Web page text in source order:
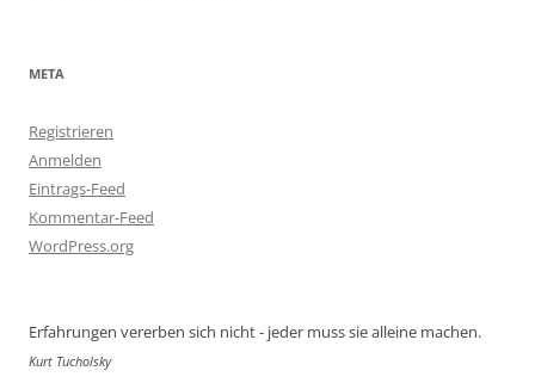
META
Registrieren
Anmelden
Eintrags-Feed
Kommentar-Feed
WordPress.org
Erfahrungen vererben sich nicht - jeder muss sie alleine machen.
Kurt Tucholsky